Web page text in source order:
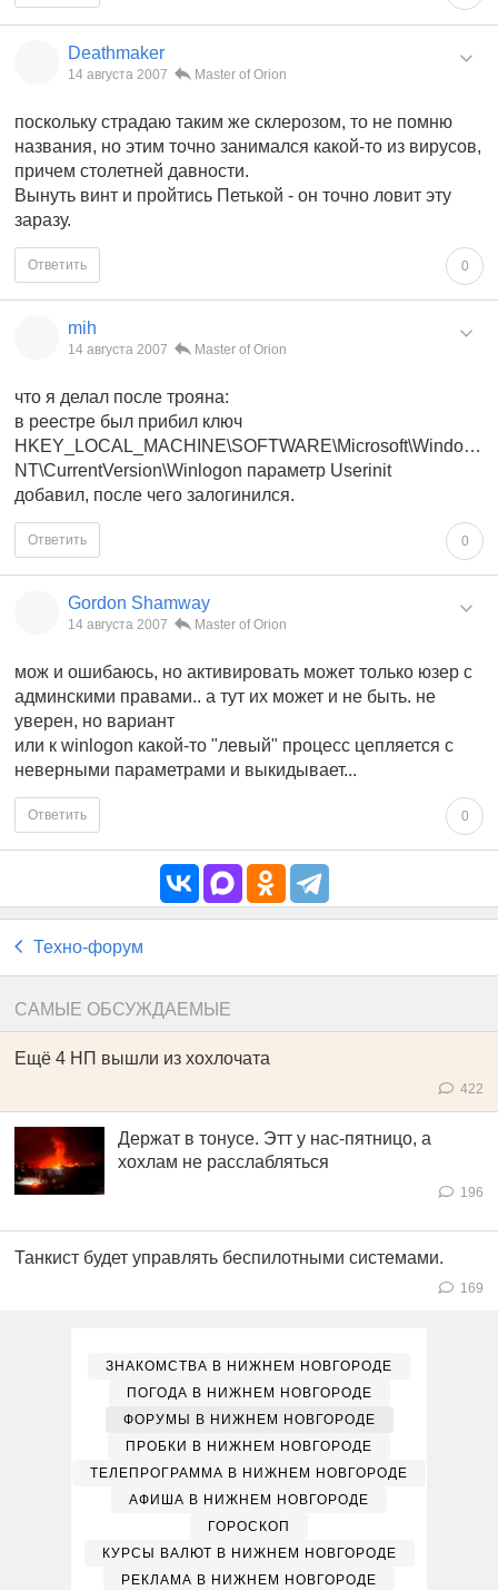
Deathmaker
14 августа 2007 Master of Orion
поскольку страдаю таким же склерозом, то не помню
названия, но этим точно занимался какой-то из вирусов,
причем столетней давности.
Вынуть винт и пройтись Петькой - он точно ловит эту
заразу.
0
Ответить
mih
14 августа 2007 Master of Orion
что я делал после трояна:
в реестре был прибил ключ
HKEY_LOCAL_MACHINE\SOFTWARE\Microsoft\Windows
NT\CurrentVersion\Winlogon параметр Userinit
добавил, после чего залогинился.
0
Ответить
Gordon Shamway
14 августа 2007 Master of Orion
мож и ошибаюсь, но активировать может только юзер с
админскими правами.. а тут их может и не быть. не
уверен, но вариант
или к winlogon какой-то "левый" процесс цепляется с
неверными параметрами и выкидывает...
0
Ответить
Техно-форум
САМЫЕ ОБСУЖДАЕМЫЕ
Ещё 4 НП вышли из хохлочата
422
Держат в тонусе. Этт у нас-пятницо, а
хохлам не расслабляться
196
Танкист будет управлять беспилотными системами.
169
ЗНАКОМСТВА В НИЖНЕМ НОВГОРОДЕ
ПОГОДА В НИЖНЕМ НОВГОРОДЕ
ФОРУМЫ В НИЖНЕМ НОВГОРОДЕ
ПРОБКИ В НИЖНЕМ НОВГОРОДЕ
ТЕЛЕПРОГРАММА В НИЖНЕМ НОВГОРОДЕ
АФИША В НИЖНЕМ НОВГОРОДЕ
ГОРОСКОП
КУРСЫ ВАЛЮТ В НИЖНЕМ НОВГОРОДЕ
РЕКЛАМА В НИЖНЕМ НОВГОРОДЕ